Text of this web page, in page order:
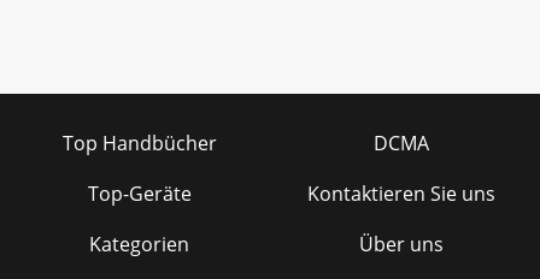
Top Handbücher
Top-Geräte
Kategorien
DCMA
Kontaktieren Sie uns
Über uns